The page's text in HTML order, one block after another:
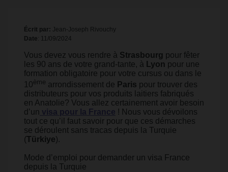
Écrit par: Jean-Joseph Rivouchy
Date: 11/09/2024
Vous devez vous rendre à Strasbourg pour fêter
les 90 ans de votre grand-tante, à Lyon pour une
formation obligatoire pour votre cursus ou dans le
10ème arrondissement de Paris pour trouver des
distributeurs pour vos produits laitiers fabriqués
en Anatolie? Vous allez certainement avoir besoin
d’un visa pour la France ! Nous vous dévoilons
tout ce qu’il faut savoir pour que ces démarches
se déroulent sans tracas depuis la Turquie
(Türkiye).
Mode d’emploi pour demander un visa France
depuis la Turquie